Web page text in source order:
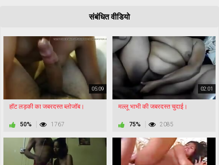
संबंधित वीडियो
05:09
हॉट लड़की का जबरदस्त ब्लोजॉब।
50% 1767
02:01
मल्लू भाभी की जबरदस्त चुदाई।
75% 2085